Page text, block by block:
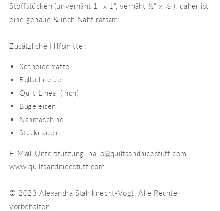
Stoffstücken (unvernäht 1“ x 1“, vernäht ½“ x ½“), daher ist
eine genaue ¼ inch Naht ratsam.
Zusätzliche Hilfsmittel:
Schneidematte
Rollschneider
Quilt Lineal (inch)
Bügeleisen
Nähmaschine
Stecknadeln
E-Mail-Unterstützung: hallo@quiltsandnicestuff.com
www.quiltsandnicestuff.com
© 2023 Alexandra Stahlknecht-Vogt. Alle Rechte
vorbehalten.